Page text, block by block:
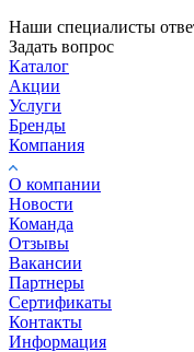
Наши специалисты
Задать вопрос
Каталог
Акции
Услуги
Бренды
Компания
О компании
Новости
Команда
Отзывы
Вакансии
Партнеры
Сертификаты
Контакты
Информация